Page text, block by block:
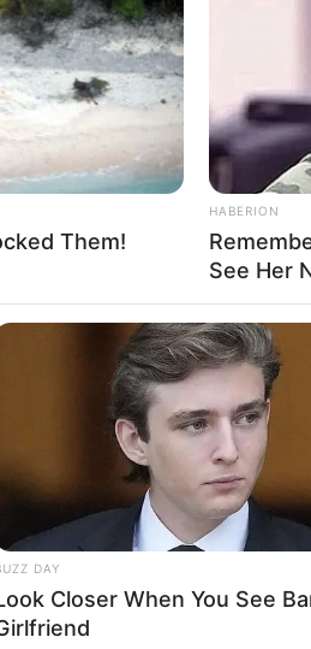
eintragen:
und Generäle mit
Impressum & Kontakt
Auf Quermania werben
Them!
HABERION
See Her
DAY
Closer When You See
What They Look Like
Eyes
INSTANTHUB
What